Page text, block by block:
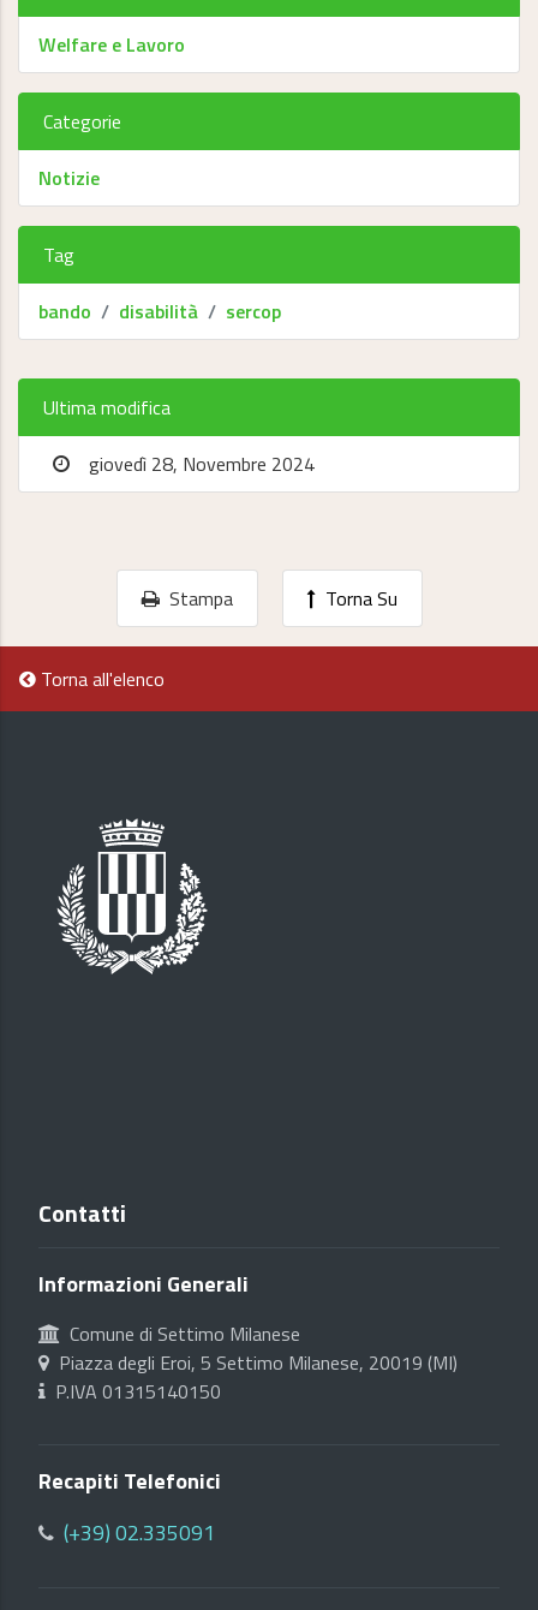
Welfare e Lavoro
Categorie
Notizie
Tag
bando
disabilità sercop
Ultima modifica
giovedì 28, Novembre 2024
Stampa Torna Su
Torna all'elenco
Contatti
Informazioni Generali
Comune di Settimo Milanese
Piazza degli Eroi, 5 Settimo Milanese, 20019 (MI)
P.IVA 01315140150
Recapiti Telefonici
(+39) 02.335091